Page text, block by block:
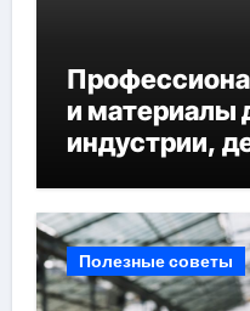
и материалы
индустрии,
Полезные советы